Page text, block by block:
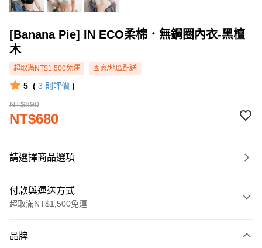
[Banana Pie] IN ECO柔棉．無鋼圈內衣-黑檀
木
超取滿NT$1,500免運 國家/地區配送
5 ( 3 則評價 )
NT$890
NT$680
請選擇商品選項
付款與運送方式
超取滿NT$1,500免運
信用卡一次付款
品牌